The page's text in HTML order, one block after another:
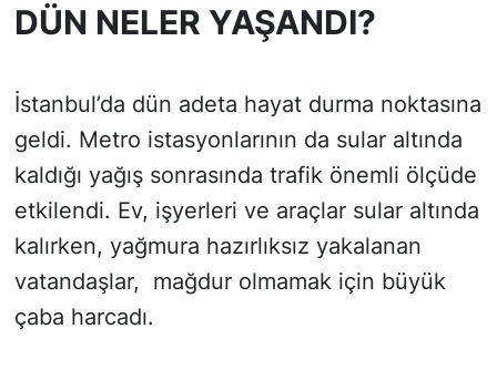
DÜN NELER YAŞANDI?
İstanbul’da dün adeta hayat durma noktasına
geldi. Metro istasyonlarının da sular altında
kaldığı yağış sonrasında trafik önemli ölçüde
etkilendi. Ev, işyerleri ve araçlar sular altında
kalırken, yağmura hazırlıksız yakalanan
vatandaşlar, mağdur olmamak için büyük
çaba harcadı.